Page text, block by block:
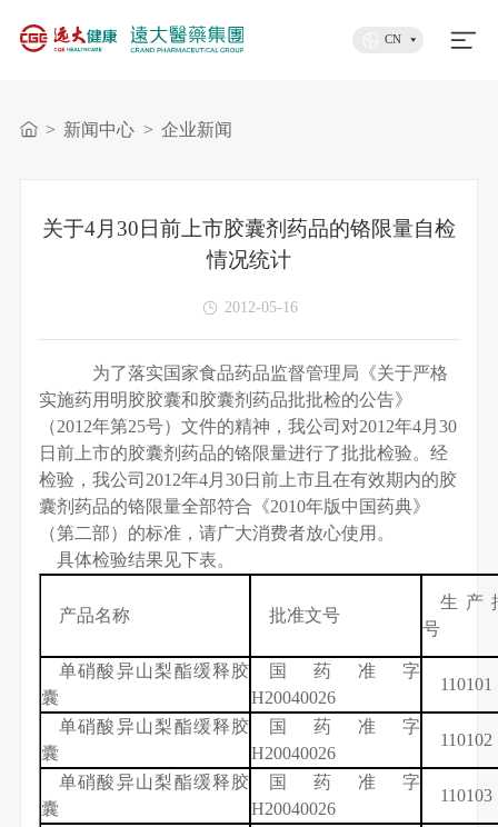
CN
> 新闻中心 > 企业新闻
关于4月30日前上市胶囊剂药品的铬限量自检
情况统计
2012-05-16
为了落实国家食品药品监督管理局《关于严格
实施药用明胶胶囊和胶囊剂药品批批检的公告》
（2012年第25号）文件的精神，我公司对2012年4月30
日前上市的胶囊剂药品的铬限量进行了批批检验。经
检验，我公司 2012年4月30日前上市且在有效期内的胶
囊剂药品的铬限量全部符合《2010年版中国药典》
（第二部）的标准，请广大消费者放心使用。
具体检验结果见下表。
产品名称 批准文号
生产
号
单硝酸异山梨酯缓释胶
囊
国药准字
H20040026
110101
单硝酸异山梨酯缓释胶
囊
国药准字
H20040026
110102
单硝酸异山梨酯缓释胶
囊
国药准字
H20040026
110103